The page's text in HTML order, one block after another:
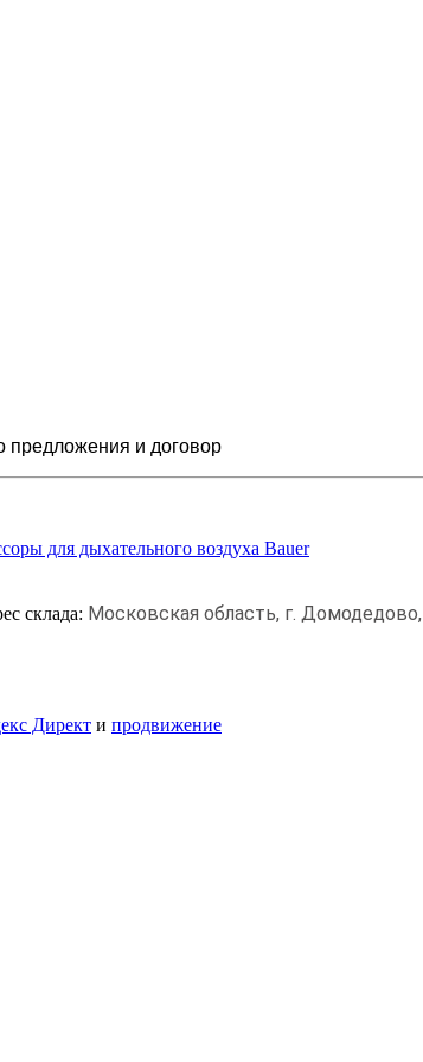
предложения и договор
для дыхательного воздуха Bauer
склада: Московская область, г. Домодедово,
Директ и продвижение